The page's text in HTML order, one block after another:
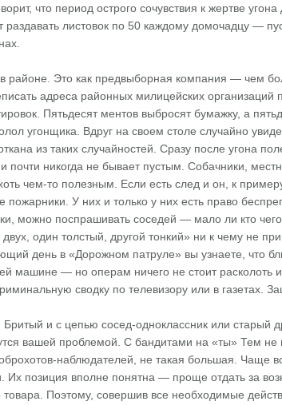
что период острого сочувствия к жертве
листовок по 50 каждому домочадцу —
районе. Это как предвыборная компания — чем
адреса районных милицейских организаций
Пятьдесят ментов выбросят бумажку, а
угонщика. Вдруг на своем столе случайно
из таких случайностей. Сразу после угона
никогда не бывает пустым. Собачники,
чем-то полезным. Если есть след и он, к
У них и только у них есть право
можно поспрашивать соседей — мало ли кто
один толстый, другой тонкий» ни к чему не
день в «Дорожном патруле» вы узнаете, что
машине — но операм ничего не стоит расколоть
сводку по телевизору или в газетах.
Бритый и с цепью сосед-одноклассник или старый
вашей проблемой. С бандитами на «ты» Тем не
наблюдателей, не такая большая. Чаще
позиция вполне понятна — проще отдать за
Поэтому, совершив все необходимые